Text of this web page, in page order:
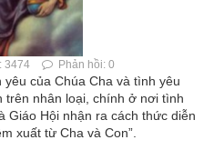
3474 Phản hồi: 0
của Chúa Cha và tình yêu
trên nhân loại, chính ở nơi tình
Giáo Hội nhận ra cách thức diễn
xuất từ Cha và Con”.